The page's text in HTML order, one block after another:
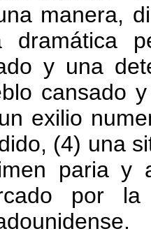
manera,
dramática
y una
cansado
exilio
(4) una
paria y
por la